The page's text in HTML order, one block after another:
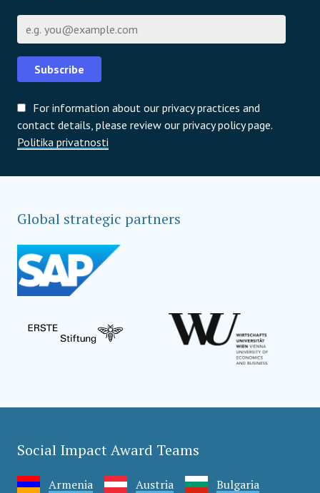
Subscribe
For information about our privacy practices and
contact details, please review our privacy policy page.
Politika privatnosti
Global strategic partners
Social Impact Award Teams
Armenia Austria Bulgaria